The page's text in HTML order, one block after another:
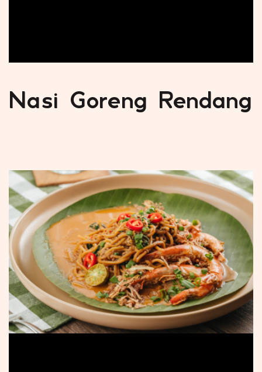
Nasi Goreng Rendang